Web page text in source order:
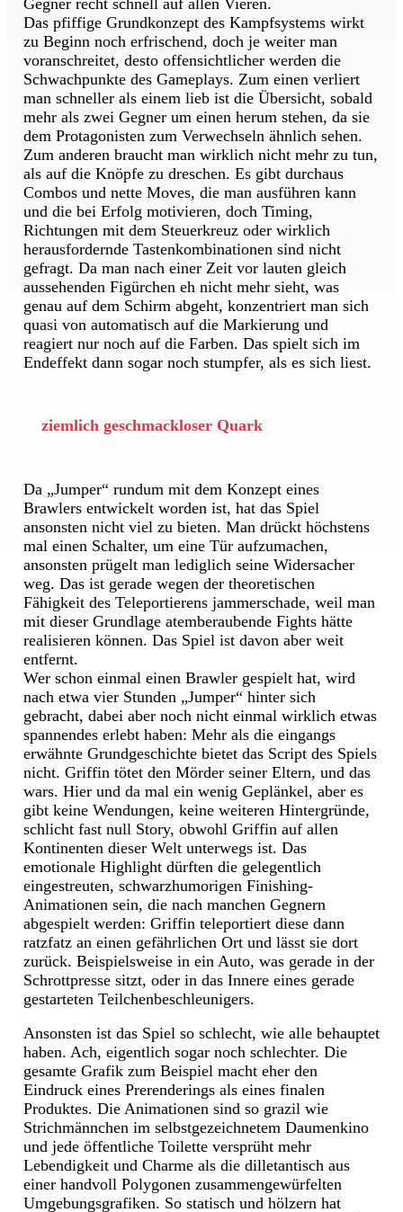
Gegner recht schnell auf allen Vieren.
Das pfiffige Grundkonzept des Kampfsystems wirkt
zu Beginn noch erfrischend, doch je weiter man
voranschreitet, desto offensichtlicher werden die
Schwachpunkte des Gameplays. Zum einen verliert
man schneller als einem lieb ist die Übersicht, sobald
mehr als zwei Gegner um einen herum stehen, da sie
dem Protagonisten zum Verwechseln ähnlich sehen.
Zum anderen braucht man wirklich nicht mehr zu tun,
als auf die Knöpfe zu dreschen. Es gibt durchaus
Combos und nette Moves, die man ausführen kann
und die bei Erfolg motivieren, doch Timing,
Richtungen mit dem Steuerkreuz oder wirklich
herausfordernde Tastenkombinationen sind nicht
gefragt. Da man nach einer Zeit vor lauten gleich
aussehenden Figürchen eh nicht mehr sieht, was
genau auf dem Schirm abgeht, konzentriert man sich
quasi von automatisch auf die Markierung und
reagiert nur noch auf die Farben. Das spielt sich im
Endeffekt dann sogar noch stumpfer, als es sich liest.
ziemlich geschmackloser Quark
Da „Jumper“ rundum mit dem Konzept eines
Brawlers entwickelt worden ist, hat das Spiel
ansonsten nicht viel zu bieten. Man drückt höchstens
mal einen Schalter, um eine Tür aufzumachen,
ansonsten prügelt man lediglich seine Widersacher
weg. Das ist gerade wegen der theoretischen
Fähigkeit des Teleportierens jammerschade, weil man
mit dieser Grundlage atemberaubende Fights hätte
realisieren können. Das Spiel ist davon aber weit
entfernt.
Wer schon einmal einen Brawler gespielt hat, wird
nach etwa vier Stunden „Jumper“ hinter sich
gebracht, dabei aber noch nicht einmal wirklich etwas
spannendes erlebt haben: Mehr als die eingangs
erwähnte Grundgeschichte bietet das Script des Spiels
nicht. Griffin tötet den Mörder seiner Eltern, und das
wars. Hier und da mal ein wenig Geplänkel, aber es
gibt keine Wendungen, keine weiteren Hintergründe,
schlicht fast null Story, obwohl Griffin auf allen
Kontinenten dieser Welt unterwegs ist. Das
emotionale Highlight dürften die gelegentlich
eingestreuten, schwarzhumorigen Finishing-
Animationen sein, die nach manchen Gegnern
abgespielt werden: Griffin teleportiert diese dann
ratzfatz an einen gefährlichen Ort und lässt sie dort
zurück. Beispielsweise in ein Auto, was gerade in der
Schrottpresse sitzt, oder in das Innere eines gerade
gestarteten Teilchenbeschleunigers.
Ansonsten ist das Spiel so schlecht, wie alle behauptet
haben. Ach, eigentlich sogar noch schlechter. Die
gesamte Grafik zum Beispiel macht eher den
Eindruck eines Prerenderings als eines finalen
Produktes. Die Animationen sind so grazil wie
Strichmännchen im selbstgezeichnetem Daumenkino
und jede öffentliche Toilette versprüht mehr
Lebendigkeit und Charme als die dilletantisch aus
einer handvoll Polygonen zusammengewürfelten
Umgebungsgrafiken. So statisch und hölzern hat